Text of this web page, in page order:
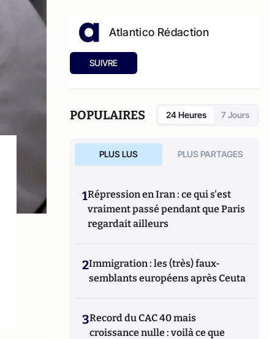
Atlantico Rédaction
SUIVRE
POPULAIRES 24 Heures 7 Jours
PLUS LUS PLUS PARTAGES
1Répression en Iran : ce qui s'est
vraiment passé pendant que Paris
regardait ailleurs
2Immigration : les (très) faux-
semblants européens après Ceuta
3Record du CAC 40 mais
croissance nulle : voilà ce que